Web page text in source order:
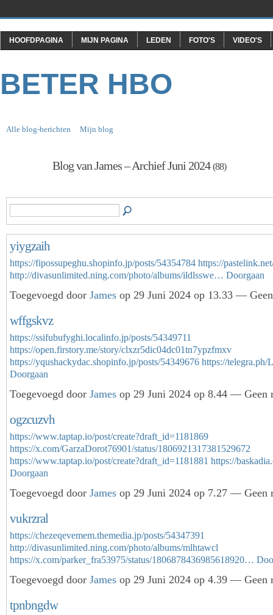
HOOFDPAGINA MIJN PAGINA LEDEN FOTO'S VIDEO'S
BETER HBO
Alle blog-berichten Mijn blog
Blog van James – Archief Juni 2024(88)
yiygzaih
https://fipossupeghu.shopinfo.jp/posts/54354784 https://
http://divasunlimited.ning.com/photo/albums/ildlsswe… Doorgaan
Toegevoegd door James op 29 Juni 2024 op 13.33 —
wffgskvz
https://ssifubufyghi.localinfo.jp/posts/54349711
https://open.firstory.me/story/clxzr5dic04dc01tn7ypzfmxv
https://yqushackydac.shopinfo.jp/posts/54349676 https://
Doorgaan
Toegevoegd door James op 29 Juni 2024 op 8.44 — Geen
ogzcuzvh
https://www.taptap.io/post/create?draft_id=1181869
https://x.com/GarzaDorot76901/status/1806921317381529672
https://www.taptap.io/post/create?draft_id=1181881 https://
Doorgaan
Toegevoegd door James op 29 Juni 2024 op 7.27 — Geen
vukrzral
https://chezeqevemem.themedia.jp/posts/54347391
http://divasunlimited.ning.com/photo/albums/mlhtawcl
https://x.com/parker_fra53975/status/1806878436985618920…
Toegevoegd door James op 29 Juni 2024 op 4.39 — Geen
tpnbngdw